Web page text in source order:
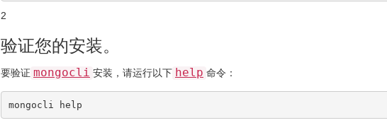
2
验证您的安装。
要验证 mongocli 安装，请运行以下 help 命令：
mongocli help